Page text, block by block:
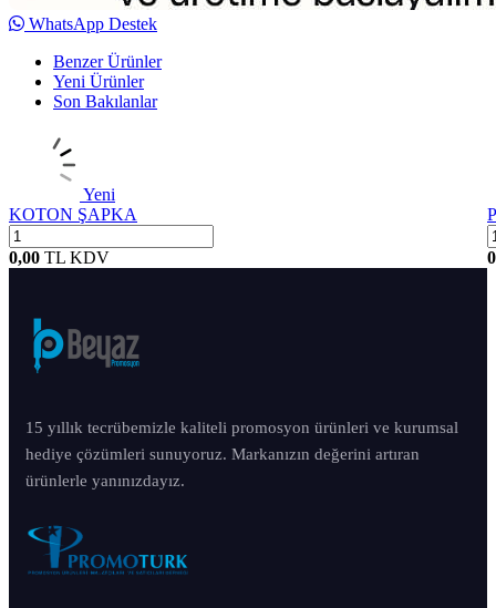
WhatsApp Destek
Benzer Ürünler
Yeni Ürünler
Son Bakılanlar
Yeni
KOTON ŞAPKA
0,00 TL KDV
15 yıllık tecrübemizle kaliteli promosyon ürünleri ve kurumsal
hediye çözümleri sunuyoruz. Markanızın değerini artıran
ürünlerle yanınızdayız.